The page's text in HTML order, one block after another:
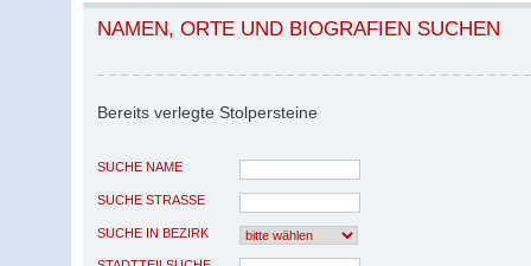
NAMEN, ORTE UND BIOGRAFIEN SUCHEN
Bereits verlegte Stolpersteine
SUCHE NAME
SUCHE STRASSE
SUCHE IN BEZIRK